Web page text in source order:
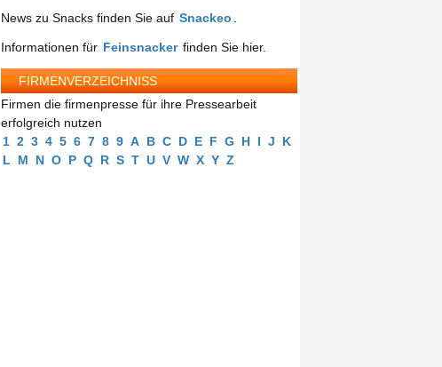
News zu Snacks finden Sie auf Snackeo
Informationen für Feinsnacker finden Sie hier.
FIRMENVERZEICHNISS
Firmen die firmenpresse für ihre Pressearbeit
erfolgreich nutzen
1 2 3 4 5 6 7 8 9 A B C D E F G H I J
K
L
M N O P Q R S T U V W X Y Z